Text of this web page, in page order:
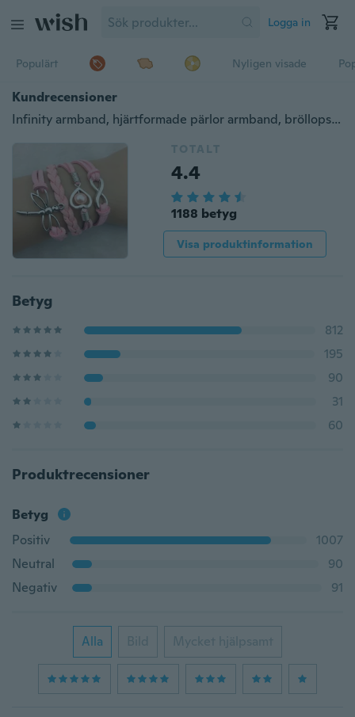
Logga in
Populärt Nyligen visade
Kundrecensioner
Infinity armband, hjärtformade pärlor armband, bröllopsarmband trollslända armband
TOTALT
4.4
1188 betyg
Visa produktinformation
Betyg
812
195
90
31
60
Produktrecensioner
Betyg
Positiv
1007
Neutral
90
Negativ
91
Alla Bild Mycket hjälpsamt